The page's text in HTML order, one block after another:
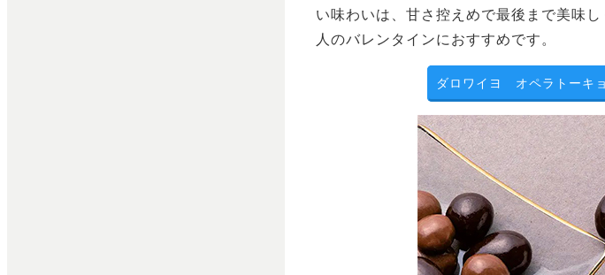
い味わいは、甘さ控えめで最後まで美味
人のバレンタインにおすすめです。
ダロワイヨ オペラトーキ